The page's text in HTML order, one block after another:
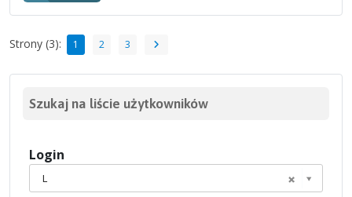
Strony (3): 1 2 3
Szukaj na liście użytkowników
Login
L